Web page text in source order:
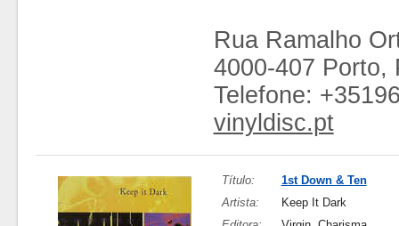
Rua Ramalho
4000-407 Porto,
Telefone:
vinyldisc.pt
Título:
1st Down & Ten
Artista:
Keep It Dark